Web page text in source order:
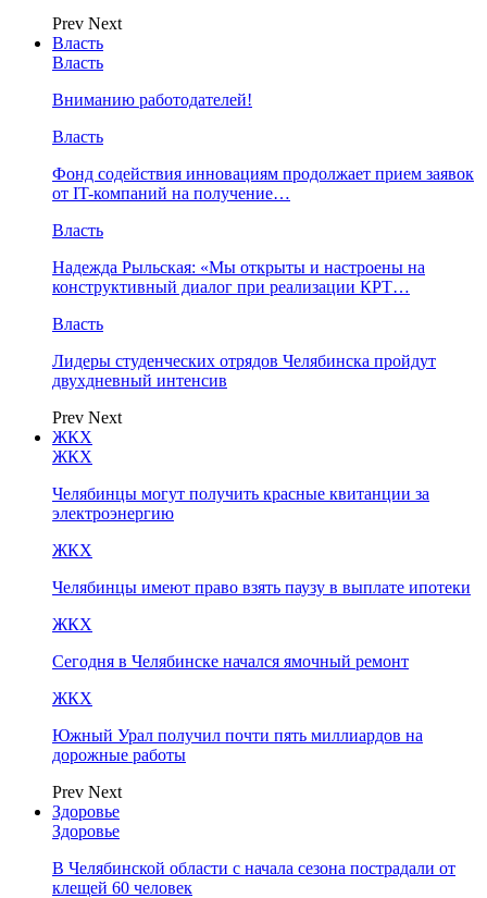
Prev Next
Власть
Власть
Вниманию работодателей!
Власть
Фонд содействия инновациям продолжает прием заявок
от IT-компаний на получение…
Власть
Надежда Рыльская: «Мы открыты и настроены на
конструктивный диалог при реализации КРТ…
Власть
Лидеры студенческих отрядов Челябинска пройдут
двухдневный интенсив
Prev Next
ЖКХ
ЖКХ
Челябинцы могут получить красные квитанции за
электроэнергию
ЖКХ
Челябинцы имеют право взять паузу в выплате ипотеки
ЖКХ
Сегодня в Челябинске начался ямочный ремонт
ЖКХ
Южный Урал получил почти пять миллиардов на
дорожные работы
Prev Next
Здоровье
Здоровье
В Челябинской области с начала сезона пострадали от
клещей 60 человек